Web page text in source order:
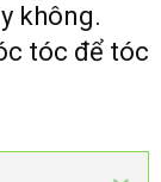
không.
tóc để tóc